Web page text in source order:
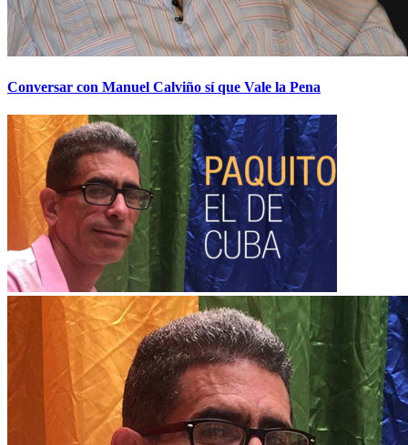
Conversar con Manuel Calviño sí que Vale la Pena